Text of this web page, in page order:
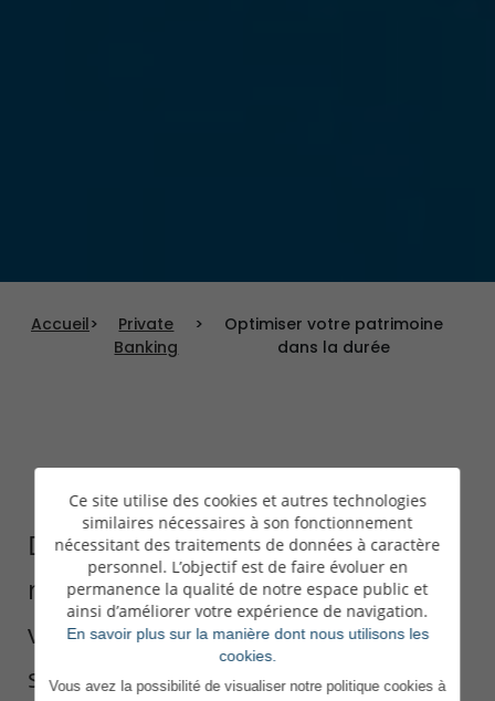
Accueil>
Private
Banking
>
Optimiser votre patrimoine
dans la durée
Dans un monde devenu complexe,
notre rôle de banquier privé est de
veiller à vous apporter de la
sérénité et une attention
Ce site utilise des cookies et autres technologies
similaires nécessaires à son fonctionnement
nécessitant des traitements de données à caractère
personnel. L’objectif est de faire évoluer en
permanence la qualité de notre espace public et
ainsi d’améliorer votre expérience de navigation.
En savoir plus sur la manière dont nous utilisons les
cookies.
Vous avez la possibilité de visualiser notre politique cookies à